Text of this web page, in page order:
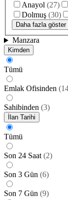
Anayol (27)
Dolmuş (30)
Daha fazla göster
Manzara
Kimden
Tümü
Emlak Ofisinden (
Sahibinden (3)
İlan Tarihi
Tümü
Son 24 Saat (2)
Son 3 Gün (6)
Son 7 Gün (9)